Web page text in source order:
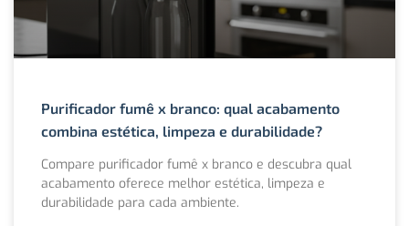
Purificador fumê x branco: qual acabamento
combina estética, limpeza e durabilidade?
Compare purificador fumê x branco e descubra qual
acabamento oferece melhor estética, limpeza e
durabilidade para cada ambiente.